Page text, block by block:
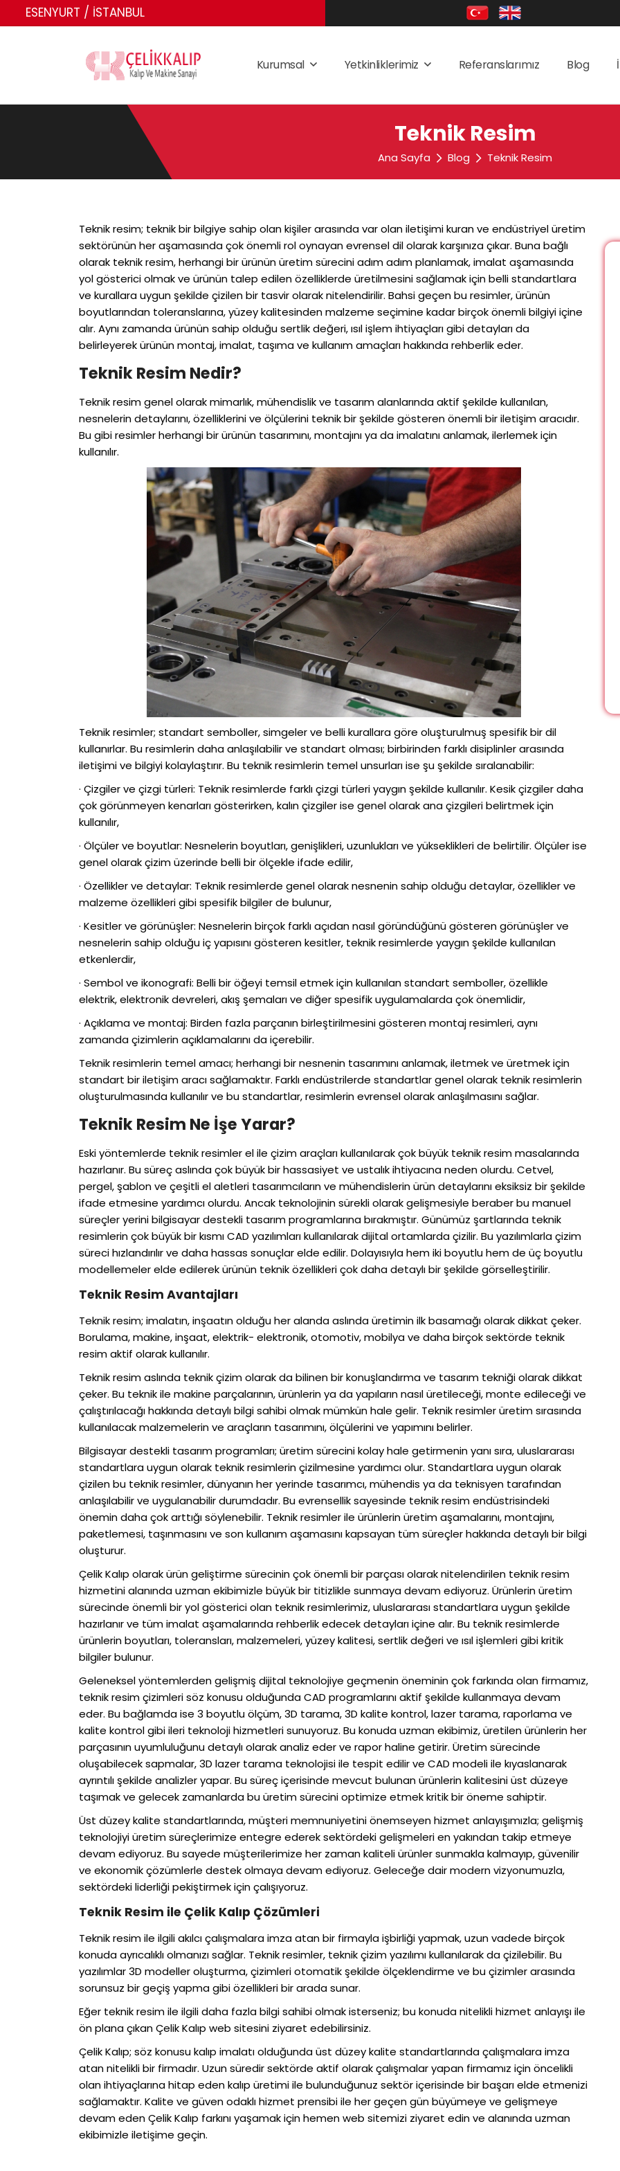
ESENYURT / İSTANBUL
Kurumsal Yetkinliklerimiz Referanslarımız Blog
Teknik Resim
Ana Sayfa Blog Teknik Resim
Teknik resim; teknik bir bilgiye sahip olan kişiler arasında var olan iletişimi kuran ve endüstriyel üretim
sektörünün her aşamasında çok önemli rol oynayan evrensel dil olarak karşınıza çıkar. Buna bağlı
olarak teknik resim, herhangi bir ürünün üretim sürecini adım adım planlamak, imalat aşamasında
yol gösterici olmak ve ürünün talep edilen özelliklerde üretilmesini sağlamak için belli standartlara
ve kurallara uygun şekilde çizilen bir tasvir olarak nitelendirilir. Bahsi geçen bu resimler, ürünün
boyutlarından toleranslarına, yüzey kalitesinden malzeme seçimine kadar birçok önemli bilgiyi içine
alır. Aynı zamanda ürünün sahip olduğu sertlik değeri, ısıl işlem ihtiyaçları gibi detayları da
belirleyerek ürünün montaj, imalat, taşıma ve kullanım amaçları hakkında rehberlik eder.
Teknik Resim Nedir?
Teknik resim genel olarak mimarlık, mühendislik ve tasarım alanlarında aktif şekilde kullanılan,
nesnelerin detaylarını, özelliklerini ve ölçülerini teknik bir şekilde gösteren önemli bir iletişim aracıdır.
Bu gibi resimler herhangi bir ürünün tasarımını, montajını ya da imalatını anlamak, ilerlemek için
kullanılır.
Teknik resimler; standart semboller, simgeler ve belli kurallara göre oluşturulmuş spesifik bir dil
kullanırlar. Bu resimlerin daha anlaşılabilir ve standart olması; birbirinden farklı disiplinler arasında
iletişimi ve bilgiyi kolaylaştırır. Bu teknik resimlerin temel unsurları ise şu şekilde sıralanabilir:
· Çizgiler ve çizgi türleri: Teknik resimlerde farklı çizgi türleri yaygın şekilde kullanılır. Kesik çizgiler daha
çok görünmeyen kenarları gösterirken, kalın çizgiler ise genel olarak ana çizgileri belirtmek için
kullanılır,
· Ölçüler ve boyutlar: Nesnelerin boyutları, genişlikleri, uzunlukları ve yükseklikleri de belirtilir. Ölçüler ise
genel olarak çizim üzerinde belli bir ölçekle ifade edilir,
· Özellikler ve detaylar: Teknik resimlerde genel olarak nesnenin sahip olduğu detaylar, özellikler ve
malzeme özellikleri gibi spesifik bilgiler de bulunur,
· Kesitler ve görünüşler: Nesnelerin birçok farklı açıdan nasıl göründüğünü gösteren görünüşler ve
nesnelerin sahip olduğu iç yapısını gösteren kesitler, teknik resimlerde yaygın şekilde kullanılan
etkenlerdir,
· Sembol ve ikonografi: Belli bir öğeyi temsil etmek için kullanılan standart semboller, özellikle
elektrik, elektronik devreleri, akış şemaları ve diğer spesifik uygulamalarda çok önemlidir,
· Açıklama ve montaj: Birden fazla parçanın birleştirilmesini gösteren montaj resimleri, aynı
zamanda çizimlerin açıklamalarını da içerebilir.
Teknik resimlerin temel amacı; herhangi bir nesnenin tasarımını anlamak, iletmek ve üretmek için
standart bir iletişim aracı sağlamaktır. Farklı endüstrilerde standartlar genel olarak teknik resimlerin
oluşturulmasında kullanılır ve bu standartlar, resimlerin evrensel olarak anlaşılmasını sağlar.
Teknik Resim Ne İşe Yarar?
Eski yöntemlerde teknik resimler el ile çizim araçları kullanılarak çok büyük teknik resim masalarında
hazırlanır. Bu süreç aslında çok büyük bir hassasiyet ve ustalık ihtiyacına neden olurdu. Cetvel,
pergel, şablon ve çeşitli el aletleri tasarımcıların ve mühendislerin ürün detaylarını eksiksiz bir şekilde
ifade etmesine yardımcı olurdu. Ancak teknolojinin sürekli olarak gelişmesiyle beraber bu manuel
süreçler yerini bilgisayar destekli tasarım programlarına bırakmıştır. Günümüz şartlarında teknik
resimlerin çok büyük bir kısmı CAD yazılımları kullanılarak dijital ortamlarda çizilir. Bu yazılımlarla çizim
süreci hızlandırılır ve daha hassas sonuçlar elde edilir. Dolayısıyla hem iki boyutlu hem de üç boyutlu
modellemeler elde edilerek ürünün teknik özellikleri çok daha detaylı bir şekilde görselleştirilir.
Teknik Resim Avantajları
Teknik resim; imalatın, inşaatın olduğu her alanda aslında üretimin ilk basamağı olarak dikkat çeker.
Borulama, makine, inşaat, elektrik- elektronik, otomotiv, mobilya ve daha birçok sektörde teknik
resim aktif olarak kullanılır.
Teknik resim aslında teknik çizim olarak da bilinen bir konuşlandırma ve tasarım tekniği olarak dikkat
çeker. Bu teknik ile makine parçalarının, ürünlerin ya da yapıların nasıl üretileceği, monte edileceği ve
çalıştırılacağı hakkında detaylı bilgi sahibi olmak mümkün hale gelir. Teknik resimler üretim sırasında
kullanılacak malzemelerin ve araçların tasarımını, ölçülerini ve yapımını belirler.
Bilgisayar destekli tasarım programları; üretim sürecini kolay hale getirmenin yanı sıra, uluslararası
standartlara uygun olarak teknik resimlerin çizilmesine yardımcı olur. Standartlara uygun olarak
çizilen bu teknik resimler, dünyanın her yerinde tasarımcı, mühendis ya da teknisyen tarafından
anlaşılabilir ve uygulanabilir durumdadır. Bu evrensellik sayesinde teknik resim endüstrisindeki
önemin daha çok arttığı söylenebilir. Teknik resimler ile ürünlerin üretim aşamalarını, montajını,
paketlemesi, taşınmasını ve son kullanım aşamasını kapsayan tüm süreçler hakkında detaylı bir bilgi
oluşturur.
Çelik Kalıp olarak ürün geliştirme sürecinin çok önemli bir parçası olarak nitelendirilen teknik resim
hizmetini alanında uzman ekibimizle büyük bir titizlikle sunmaya devam ediyoruz. Ürünlerin üretim
sürecinde önemli bir yol gösterici olan teknik resimlerimiz, uluslararası standartlara uygun şekilde
hazırlanır ve tüm imalat aşamalarında rehberlik edecek detayları içine alır. Bu teknik resimlerde
ürünlerin boyutları, toleransları, malzemeleri, yüzey kalitesi, sertlik değeri ve ısıl işlemleri gibi kritik
bilgiler bulunur.
Geleneksel yöntemlerden gelişmiş dijital teknolojiye geçmenin öneminin çok farkında olan firmamız,
teknik resim çizimleri söz konusu olduğunda CAD programlarını aktif şekilde kullanmaya devam
eder. Bu bağlamda ise 3 boyutlu ölçüm, 3D tarama, 3D kalite kontrol, lazer tarama, raporlama ve
kalite kontrol gibi ileri teknoloji hizmetleri sunuyoruz. Bu konuda uzman ekibimiz, üretilen ürünlerin her
parçasının uyumluluğunu detaylı olarak analiz eder ve rapor haline getirir. Üretim sürecinde
oluşabilecek sapmalar, 3D lazer tarama teknolojisi ile tespit edilir ve CAD modeli ile kıyaslanarak
ayrıntılı şekilde analizler yapar. Bu süreç içerisinde mevcut bulunan ürünlerin kalitesini üst düzeye
taşımak ve gelecek zamanlarda bu üretim sürecini optimize etmek kritik bir öneme sahiptir.
Üst düzey kalite standartlarında, müşteri memnuniyetini önemseyen hizmet anlayışımızla; gelişmiş
teknolojiyi üretim süreçlerimize entegre ederek sektördeki gelişmeleri en yakından takip etmeye
devam ediyoruz. Bu sayede müşterilerimize her zaman kaliteli ürünler sunmakla kalmayıp, güvenilir
ve ekonomik çözümlerle destek olmaya devam ediyoruz. Geleceğe dair modern vizyonumuzla,
sektördeki liderliği pekiştirmek için çalışıyoruz.
Teknik Resim ile Çelik Kalıp Çözümleri
Teknik resim ile ilgili akılcı çalışmalara imza atan bir firmayla işbirliği yapmak, uzun vadede birçok
konuda ayrıcalıklı olmanızı sağlar. Teknik resimler, teknik çizim yazılımı kullanılarak da çizilebilir. Bu
yazılımlar 3D modeller oluşturma, çizimleri otomatik şekilde ölçeklendirme ve bu çizimler arasında
sorunsuz bir geçiş yapma gibi özellikleri bir arada sunar.
Eğer teknik resim ile ilgili daha fazla bilgi sahibi olmak isterseniz; bu konuda nitelikli hizmet anlayışı ile
ön plana çıkan Çelik Kalıp web sitesini ziyaret edebilirsiniz.
Çelik Kalıp; söz konusu kalıp imalatı olduğunda üst düzey kalite standartlarında çalışmalara imza
atan nitelikli bir firmadır. Uzun süredir sektörde aktif olarak çalışmalar yapan firmamız için öncelikli
olan ihtiyaçlarına hitap eden kalıp üretimi ile bulunduğunuz sektör içerisinde bir başarı elde etmenizi
sağlamaktır. Kalite ve güven odaklı hizmet prensibi ile her geçen gün büyümeye ve gelişmeye
devam eden Çelik Kalıp farkını yaşamak için hemen web sitemizi ziyaret edin ve alanında uzman
ekibimizle iletişime geçin.